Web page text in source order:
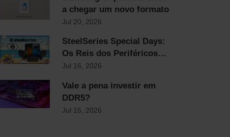
a chegar um novo formato
Jul 20, 2026
SteelSeries Special Days:
Os Reis dos Periféricos
com Descontos Flash Até
Jul 16, 2026
Vale a pena investir em
DDR5?
Jul 15, 2026